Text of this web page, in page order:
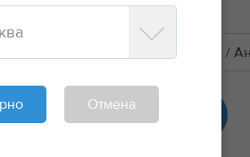
Сельскохоз. продукция /
ПЕРЕВОЗЧИКА
Отмена